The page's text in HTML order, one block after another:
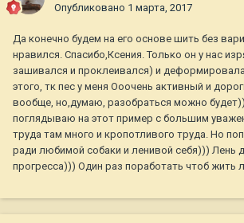
Опубликовано 1 марта, 2017
Да конечно будем на его основе шить без
нравился. Спасибо,Ксения. Только он у нас
зашивался и проклеивался) и
этого, тк пес у меня Ооочень активный и
вообще, но,думаю, разобраться можно
поглядываю на этот пример с большим
труда там много и кропотливого труда. Но
ради любимой собаки и ленивой себя))) Лень
прогресса))) Один раз поработать чтоб жить